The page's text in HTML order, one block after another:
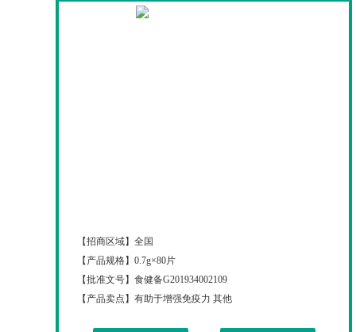
【招商区域】 全国
【产品规格】 0.7g×80片
【批准文号】 食健备G201934002109
【产品卖点】 有助于增强免疫力 其他